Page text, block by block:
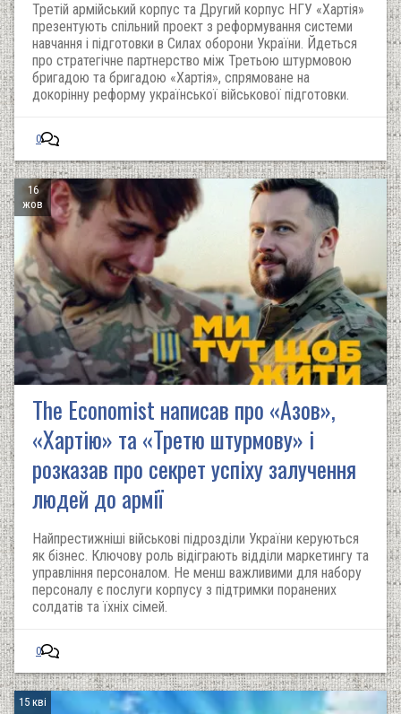
Третій армійський корпус та Другий корпус НГУ «Хартія»
презентують спільний проект з реформування системи
навчання і підготовки в Силах оборони України. Йдеться
про стратегічне партнерство між Третьою штурмовою
бригадою та бригадою «Хартія», спрямоване на
докорінну реформу української військової підготовки.
0
16
жов
The Economist написав про «Азов»,
«Хартію» та «Третю штурмову» і
розказав про секрет успіху залучення
людей до армії
Найпрестижніші військові підрозділи України керуються
як бізнес. Ключову роль відіграють відділи маркетингу та
управління персоналом. Не менш важливими для набору
персоналу є послуги корпусу з підтримки поранених
солдатів та їхніх сімей.
0
15 кві